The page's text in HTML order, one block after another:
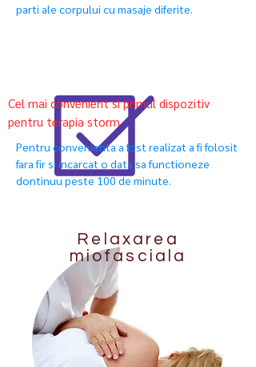
parti ale corpului cu masaje diferite.
Cel mai convenient si primul dispozitiv
pentru terapia storm
Pentru convenienta a fost realizat a fi folosit
fara fir si incarcat o data sa functioneze
dontinuu peste 100 de minute.
Relaxarea
miofasciala